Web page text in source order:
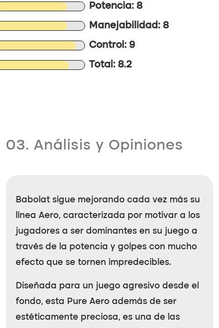
Potencia: 8
Manejabilidad: 8
Control: 9
Total: 8.2
03. Análisis y Opiniones
Babolat sigue mejorando cada vez más su
línea Aero, caracterizada por motivar a los
jugadores a ser dominantes en su juego a
través de la potencia y golpes con mucho
efecto que se tornen impredecibles.
Diseñada para un juego agresivo desde el
fondo, esta Pure Aero además de ser
estéticamente preciosa, es una de las